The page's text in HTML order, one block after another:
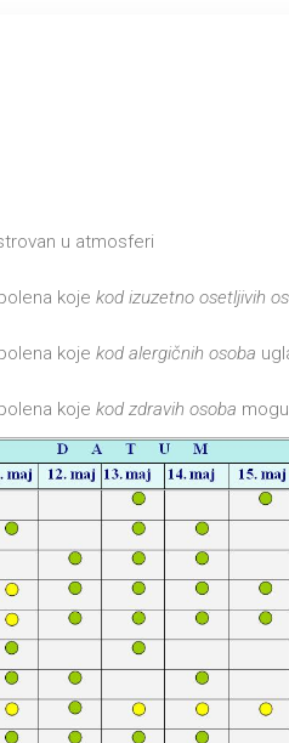
u atmosferi
koje kod izuzetno osetljivih
koje kod alergičnih osoba
koje kod zdravih osoba